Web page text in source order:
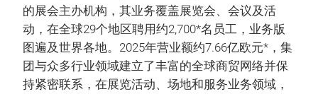
的展会主办机构，其业务覆盖展览会、会议及活
动，在全球29个地区聘用约2,700*名员工，业务版
图遍及世界各地。2025年营业额约7.66亿欧元*，集
团与众多行业领域建立了丰富的全球商贸网络并保
持紧密联系，在展览活动、场地和服务业务领域，